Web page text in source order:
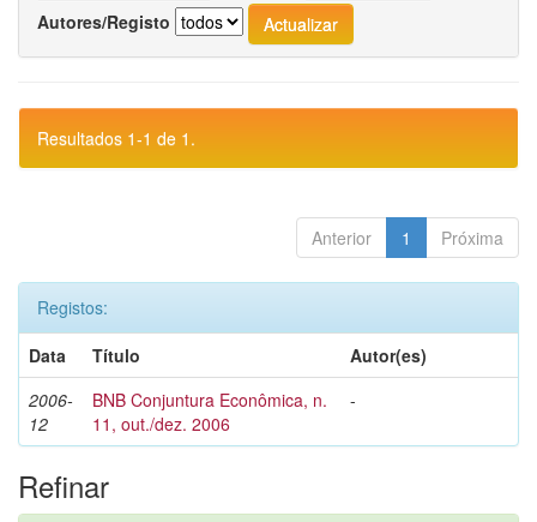
Autores/Registo
Resultados 1-1 de 1.
Anterior 1 Próxima
Registos:
Data
Título
Autor(es)
2006-
12
BNB Conjuntura Econômica, n.
11, out./dez. 2006
-
Refinar